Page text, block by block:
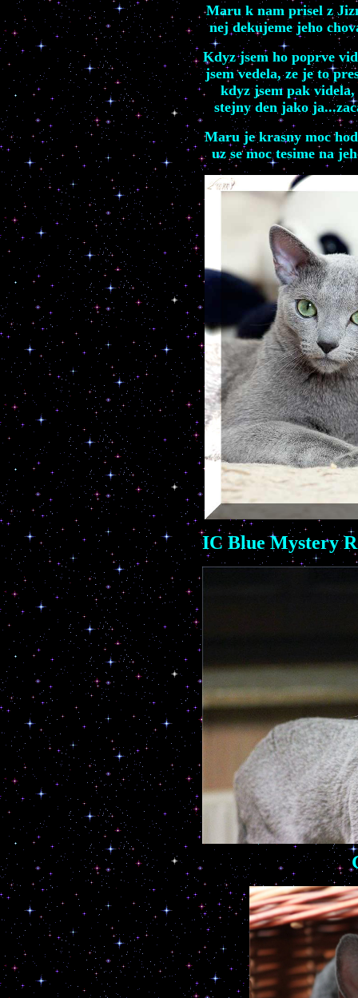
Maru k nam prisel z
nej dekujeme jeho
Kdyz jsem ho poprve
jsem vedela, ze je to
kdyz jsem pak videla,
stejny den jako
Maru je krasny moc
uz se moc tesime na
IC Blue Mystery